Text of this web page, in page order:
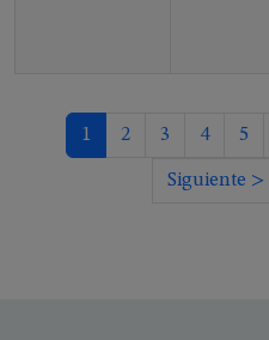
Página actual
1 Página
2 Página
3 Página
4 5
Siguiente
Siguiente >